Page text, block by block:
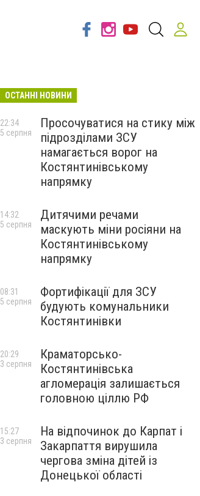
ОСТАННІ НОВИНИ
Просочуватися на стику між
підрозділами ЗСУ
намагається ворог на
Костянтинівському
напрямку
22:34
5 серпня
Дитячими речами
маскують міни росіяни на
Костянтинівському
напрямку
14:32
5 серпня
Фортифікації для ЗСУ
будують комунальники
Костянтинівки
08:31
5 серпня
Краматорсько-
Костянтинівська
агломерація залишається
головною ціллю РФ
20:29
3 серпня
На відпочинок до Карпат і
Закарпаття вирушила
чергова зміна дітей із
Донецької області
15:27
3 серпня